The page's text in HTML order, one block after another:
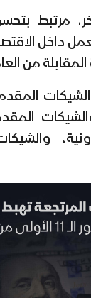
مرتبط
داخل
المقابلة من
الشيكات